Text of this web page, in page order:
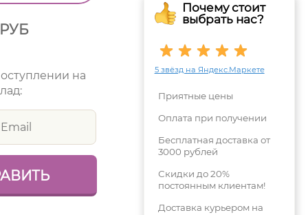
Почему стоит
выбрать нас?
5 звёзд на Яндекс.Маркете
Приятные цены
Оплата при получении
Бесплатная доставка от
3000 рублей
Скидки до 20%
постоянным клиентам!
Доставка курьером на
РУБ
на